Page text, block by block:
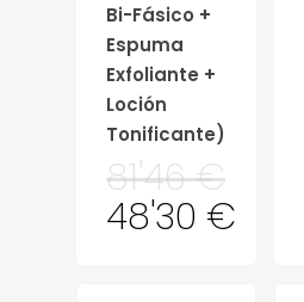
Bi-Fásico +
Espuma
Exfoliante +
Loción
Tonificante)
81'46€
48'30 €